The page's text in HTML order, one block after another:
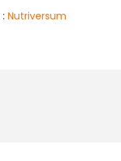
Nutriversum